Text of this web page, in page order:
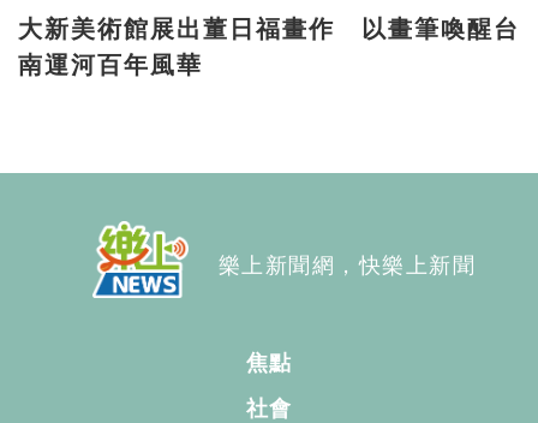
大新美術館展出董日福畫作 以畫筆喚醒台
南運河百年風華
樂上新聞網，快樂上新聞
焦點
社會